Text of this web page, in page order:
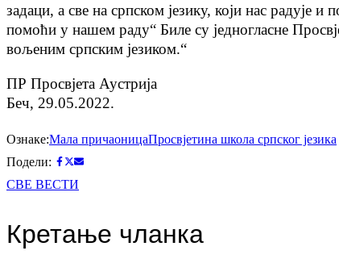
задаци, а све на српском језику, који нас радује
помоћи у нашем раду“ Биле су једногласне
вољеним српским језиком.“
ПР Просвјета Аустрија
Беч, 29.05.2022.
Ознаке:Мала причаоницаПросвјетина школа српског језика
Подели:
СВЕ ВЕСТИ
Кретање чланка